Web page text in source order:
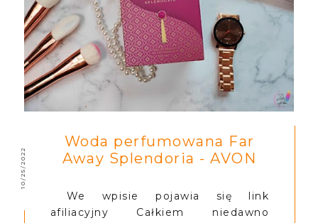
10/25/2022
Woda perfumowana Far
Away Splendoria - AVON
We wpisie pojawia się link
afiliacyjny Całkiem niedawno